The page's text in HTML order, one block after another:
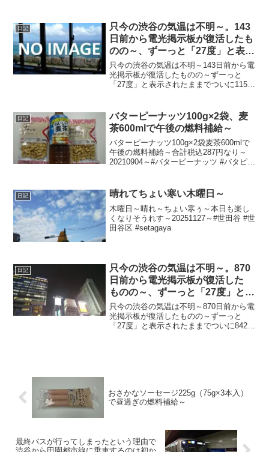
日記
只今の渋谷の気温は不明～。143
日前から電光掲示板が復活したも
のの～、ずーっと「27度」と表示
されたままで、ついに115日前か
ら電源オフ状態に～
只今の渋谷の気温は不明～143日前から電
光掲示板が復活したものの～ずーっと
「27度」と表示されたままでついに115日
温
日記
バターピーナッツ100g×2袋、麦
茶600mlで午後の燃料補給～
バターピーナッツ100g×2袋麦茶600mlで
午後の燃料補給～合計税込287円なり～
20210904～#バターピーナッツ #バタピー
日記 晴れてちょい寒い木曜日～
木曜日～晴れ～ちょい寒ぅ～本日も楽し
くなりそうれす～20251127～#世田谷 #世
田谷区 #setagaya
日記
只今の渋谷の気温は不明～。870
日前から電光掲示板が復活した
ものの～、ずーっと「27度」と表
示されたままで、ついに842日前
か ら電源オフ状態に
只今の渋谷の気温は不明～870日前から電
光掲示板が復活したものの～ずーっと
「27度」と表示されたままでついに842日
おさかなソーセージ225g（75g×3本入）
で昼過ぎの燃料補給～
最終バスが行ってしまったという理由で